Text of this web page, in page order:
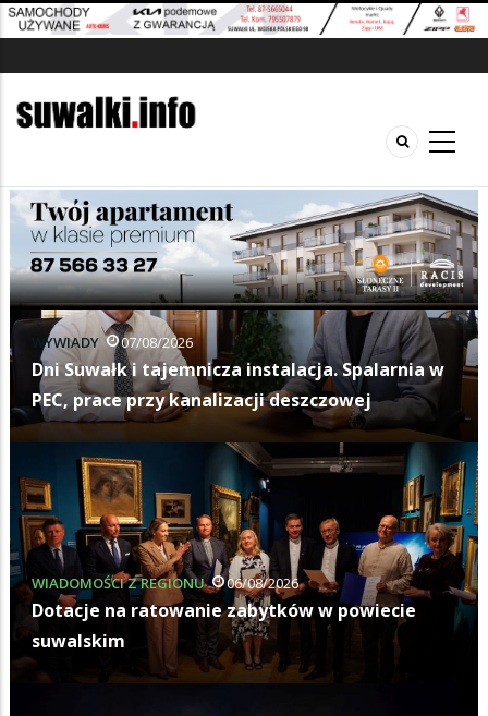
WYWIADY 07/08/2026
Dni Suwałk i tajemnicza instalacja. Spalarnia w
PEC, prace przy kanalizacji deszczowej
WIADOMOŚCI Z REGIONU 06/08/2026
Dotacje na ratowanie zabytków w powiecie
suwalskim